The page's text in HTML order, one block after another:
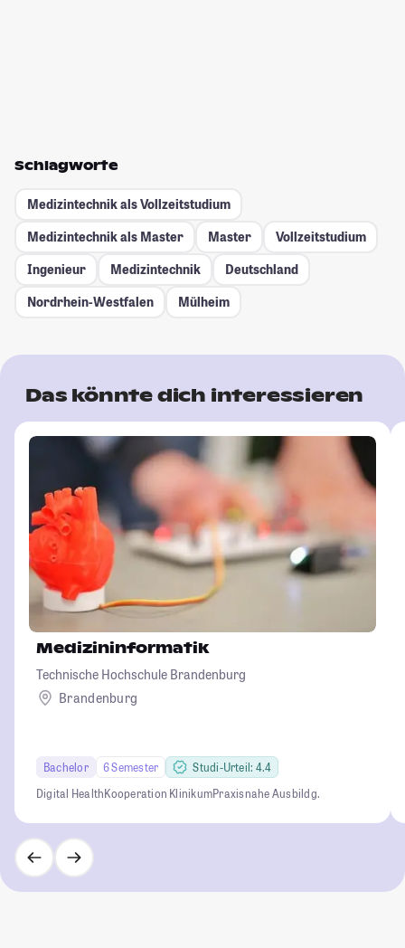
Schlagworte
Medizintechnik als Vollzeitstudium
Medizintechnik als Master
Master
Vollzeitstudium
Ingenieur
Medizintechnik
Deutschland
Nordrhein-Westfalen
Mülheim
Das könnte dich interessieren
Medizininformatik
Technische Hochschule Brandenburg
Brandenburg
Bachelor 6 Semester
Studi-Urteil: 4.4
Digital HealthKooperation KlinikumPraxisnahe Ausbildg.